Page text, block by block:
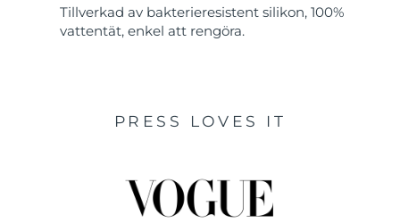
Tillverkad av bakterieresistent silikon, 100%
vattentät, enkel att rengöra.
PRESS LOVES IT